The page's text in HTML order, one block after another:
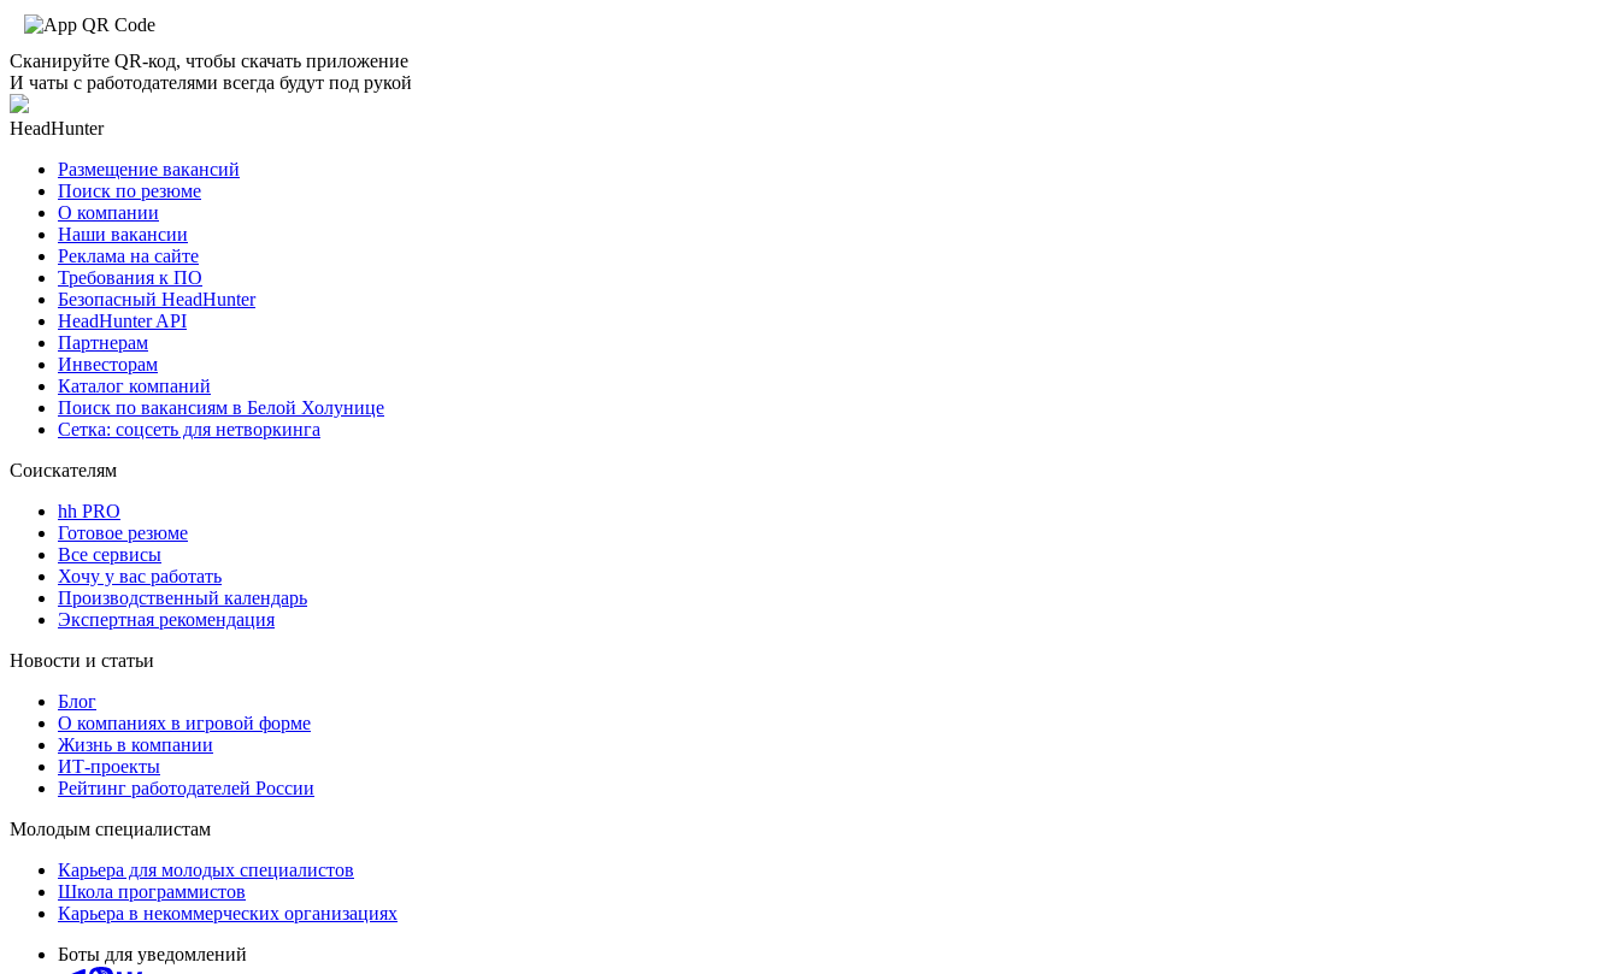
Сканируйте QR-код, чтобы скачать приложение
И чаты с работодателями всегда будут под рукой
HeadHunter
Размещение вакансий
Поиск по резюме
О компании
Наши вакансии
Реклама на сайте
Требования к ПО
Безопасный HeadHunter
HeadHunter API
Партнерам
Инвесторам
Каталог компаний
Поиск по вакансиям в Белой Холунице
Сетка: соцсеть для нетворкинга
Соискателям
hh PRO
Готовое резюме
Все сервисы
Хочу у вас работать
Производственный календарь
Экспертная рекомендация
Новости и статьи
Блог
О компаниях в игровой форме
Жизнь в компании
ИТ-проекты
Рейтинг работодателей России
Молодым специалистам
Карьера для молодых специалистов
Школа программистов
Карьера в некоммерческих организациях
Боты для уведомлений